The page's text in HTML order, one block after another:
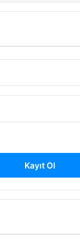
Kayıt Ol